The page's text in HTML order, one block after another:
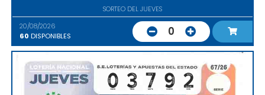
SORTEO DEL JUEVES
20/08/2026
60 DISPONIBLES 0